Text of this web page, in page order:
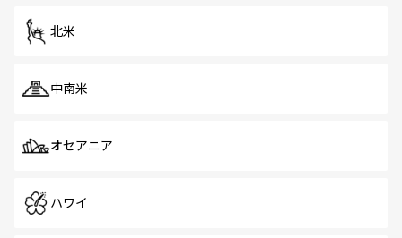
北米
中南米
オセアニア
ハワイ